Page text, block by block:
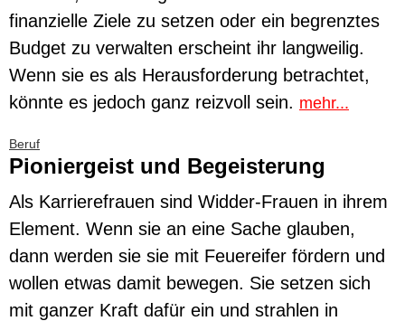
finanzielle Ziele zu setzen oder ein begrenztes
Budget zu verwalten erscheint ihr langweilig.
Wenn sie es als Herausforderung betrachtet,
könnte es jedoch ganz reizvoll sein. mehr...
Beruf
Pioniergeist und Begeisterung
Als Karrierefrauen sind Widder-Frauen in ihrem
Element. Wenn sie an eine Sache glauben,
dann werden sie sie mit Feuereifer fördern und
wollen etwas damit bewegen. Sie setzen sich
mit ganzer Kraft dafür ein und strahlen in